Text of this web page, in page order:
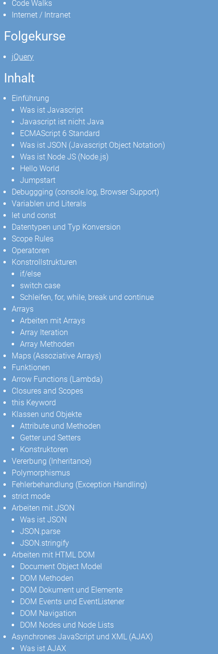
Code Walks
Internet / Intranet
Folgekurse
jQuery
Inhalt
Einführung
Was ist Javascript
Javascript ist nicht Java
ECMAScript 6 Standard
Was ist JSON (Javascript Object Notation)
Was ist Node JS (Node.js)
Hello World
Jumpstart
Debuggging (console.log, Browser Support)
Variablen und Literals
let und const
Datentypen und Typ Konversion
Scope Rules
Operatoren
Konstrollstrukturen
if/else
switch case
Schleifen, for, while, break und continue
Arrays
Arbeiten mit Arrays
Array Iteration
Array Methoden
Maps (Assoziative Arrays)
Funktionen
Arrow Functions (Lambda)
Closures and Scopes
this Keyword
Klassen und Objekte
Attribute und Methoden
Getter und Setters
Konstruktoren
Vererbung (Inheritance)
Polymorphismus
Fehlerbehandlung (Exception Handling)
strict mode
Arbeiten mit JSON
Was ist JSON
JSON.parse
JSON.stringify
Arbeiten mit HTML DOM
Document Object Model
DOM Methoden
DOM Dokument und Elemente
DOM Events und EventListener
DOM Navigation
DOM Nodes und Node Lists
Asynchrones JavaScript und XML (AJAX)
Was ist AJAX